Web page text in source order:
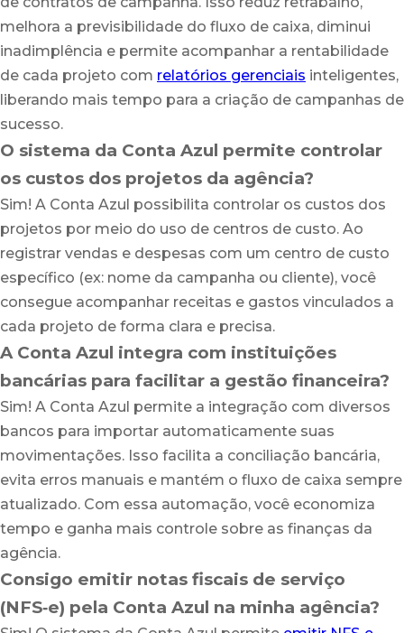
melhora a previsibilidade do fluxo de caixa, diminui
inadimplência e permite acompanhar a rentabilidade
de cada projeto com relatórios gerenciais inteligentes,
liberando mais tempo para a criação de campanhas de
sucesso.
O sistema da Conta Azul permite controlar
os custos dos projetos da agência?
Sim! A Conta Azul possibilita controlar os custos dos
projetos por meio do uso de centros de custo. Ao
registrar vendas e despesas com um centro de custo
específico (ex: nome da campanha ou cliente), você
consegue acompanhar receitas e gastos vinculados a
cada projeto de forma clara e precisa.
A Conta Azul integra com instituições
bancárias para facilitar a gestão financeira?
Sim! A Conta Azul permite a integração com diversos
bancos para importar automaticamente suas
movimentações. Isso facilita a conciliação bancária,
evita erros manuais e mantém o fluxo de caixa sempre
atualizado. Com essa automação, você economiza
tempo e ganha mais controle sobre as finanças da
agência.
Consigo emitir notas fiscais de serviço
(NFS‑e) pela Conta Azul na minha agência?